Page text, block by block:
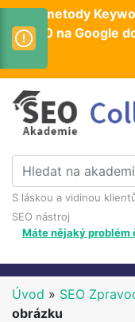
Test metody
TOP10 na Google
S láskou a vidinou
SEO nástroj
Máte nějaký problém
Úvod » SEO
obrázku